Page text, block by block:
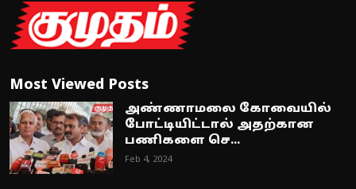
Most Viewed Posts
அண்ணாமலை கோவையில்
போட்டியிட்டால் அதற்கான
பணிகளை செ...
Feb 4, 2024